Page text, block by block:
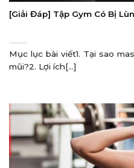
[Giải Đáp] Tập Gym Có Bị
Mục lục bài viết1. Tại sao
mũi?2. Lợi ích[...]